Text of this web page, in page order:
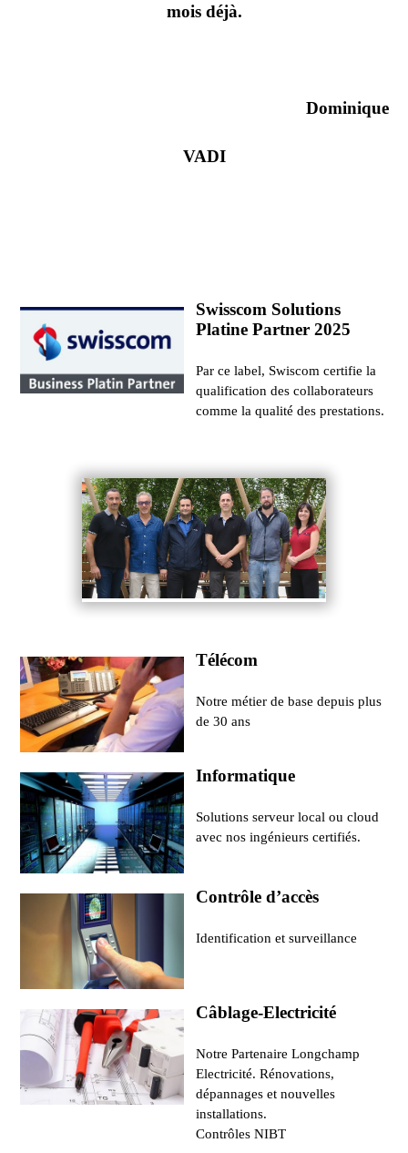
mois déjà.
Dominique
VADI
Swisscom Solutions
Platine Partner 2025
Par ce label, Swiscom certifie la
qualification des collaborateurs
comme la qualité des prestations.
Télécom
Notre métier de base depuis plus
de 30 ans
Informatique
Solutions serveur local ou cloud
avec nos ingénieurs certifiés.
Contrôle d’accès
Identification et surveillance
Câblage-Electricité
Notre Partenaire Longchamp
Electricité. Rénovations,
dépannages et nouvelles
installations.
Contrôles NIBT